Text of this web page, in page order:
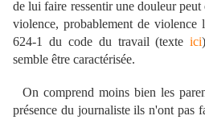
de lui faire ressentir une douleur
violence, probablement de violence
624-1 du code du travail (texteici
semble être caractérisée.
On comprend moins bien les
présence du journaliste ils n'ont pas